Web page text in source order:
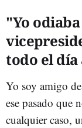
"Yo
todo el
Yo soy amigo
ese pasado que
cualquier caso,